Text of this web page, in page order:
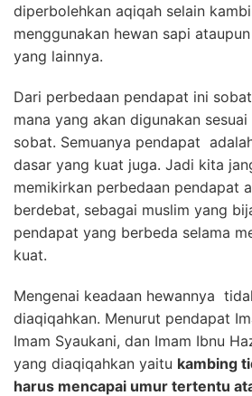
diperbolehkan aqiqah selain
menggunakan hewan sapi
yang lainnya.
Dari perbedaan pendapat ini
mana yang akan digunakan
sobat. Semuanya pendapat
dasar yang kuat juga. Jadi kita
memikirkan perbedaan pendapat
berdebat, sebagai muslim yang
pendapat yang berbeda selama
kuat.
Mengenai keadaan hewannya
diaqiqahkan. Menurut pendapat
Imam Syaukani, dan Imam Ibnu
yang diaqiqahkan yaitu kambing
harus mencapai umur tertentu